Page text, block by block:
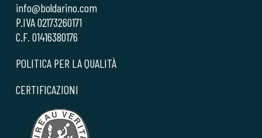
info@boldarino.com
P.IVA 02173260171
C.F. 01416380176
POLITICA PER LA QUALITÀ
CERTIFICAZIONI